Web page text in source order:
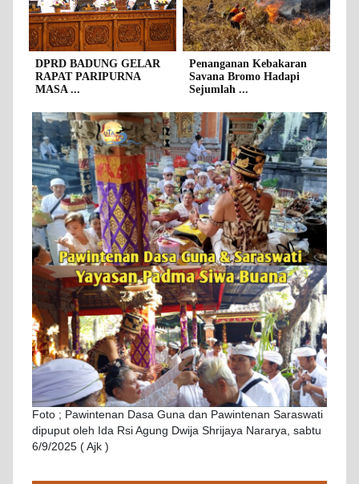
DPRD BADUNG GELAR
RAPAT PARIPURNA
MASA ...
Penanganan Kebakaran
Savana Bromo Hadapi
Sejumlah ...
Foto ; Pawintenan Dasa Guna dan Pawintenan Saraswati
dipuput oleh Ida Rsi Agung Dwija Shrijaya Nararya, sabtu
6/9/2025 ( Ajk )